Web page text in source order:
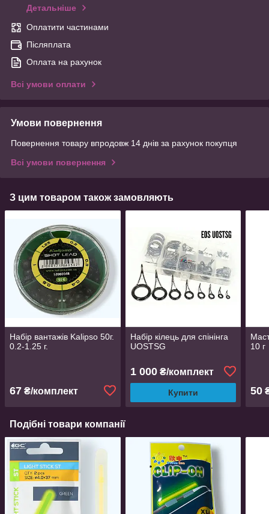
Детальніше
Оплатити частинами
Післяплата
Оплата на рахунок
Всі умови оплати
Умови повернення
Повернення товару впродовж 14 днів за рахунок покупця
Всі умови повернення
З цим товаром також замовляють
Набір вантажів Kalipso 50г.
0.2-1.25 г.
67 ₴/комплект
Набір кілець для спінінга
UOSTSG
1 000₴/комплект
Купити
10 г
50
Подібні товари компанії